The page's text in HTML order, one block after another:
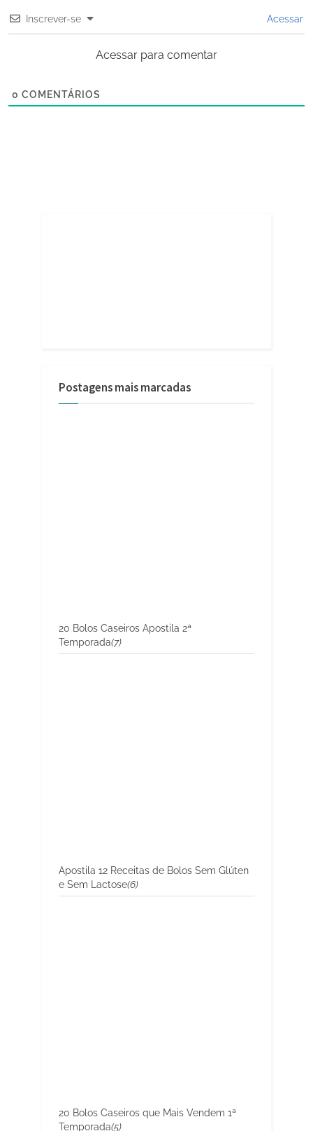
Inscrever-se Acessar
Acessar para comentar
0 COMENTÁRIOS
Postagens mais marcadas
20 Bolos Caseiros Apostila 2ª
Temporada(7)
Apostila 12 Receitas de Bolos Sem Glúten
e Sem Lactose(6)
20 Bolos Caseiros que Mais Vendem 1ª
Temporada(5)